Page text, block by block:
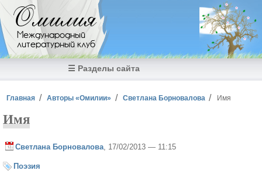
Перейти к основному содержанию
Омилия
Международный
литературный клуб
☰ Разделы сайта
Вы здесь
Главная Авторы «Омилии» Светлана Борновалова Имя
Имя
Светлана Борновалова , 17/02/2013 — 11:15
Поэзия